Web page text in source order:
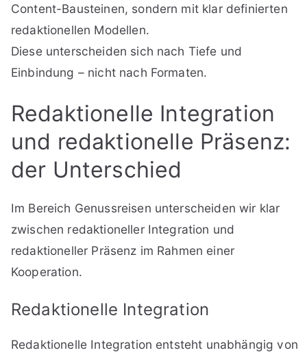
Content-Bausteinen, sondern mit klar definierten
redaktionellen Modellen.
Diese unterscheiden sich nach Tiefe und
Einbindung – nicht nach Formaten.
Redaktionelle Integration
und redaktionelle Präsenz:
der Unterschied
Im Bereich Genussreisen unterscheiden wir klar
zwischen redaktioneller Integration und
redaktioneller Präsenz im Rahmen einer
Kooperation.
Redaktionelle Integration
Redaktionelle Integration entsteht unabhängig von